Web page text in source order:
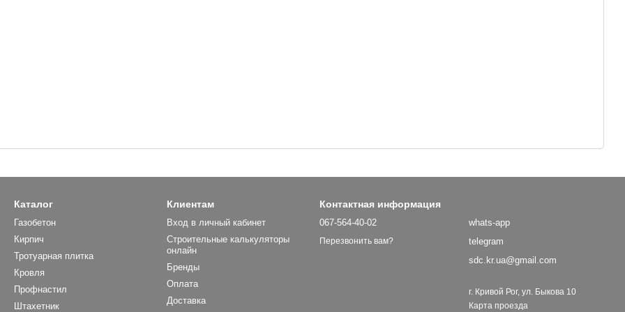
Каталог
Газобетон
Кирпич
Тротуарная плитка
Кровля
Профнастил
Штахетник
Клиентам
Вход в личный кабинет
Строительные калькуляторы
онлайн
Бренды
Оплата
Доставка
Контактная информация
067-564-40-02
Перезвонить вам?
whats-app
telegram
sdc.kr.ua@gmail.com
г. Кривой Рог, ул. Быкова 10
Карта проезда